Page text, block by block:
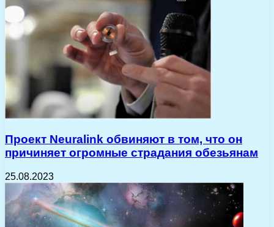
Проект Neuralink обвиняют в том, что он
причиняет огромные страдания обезьянам
25.08.2023